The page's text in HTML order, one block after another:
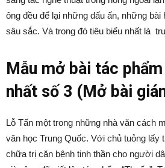
ông đều để lại những dấu ấn, những bài
sâu sắc. Và trong đó tiêu biểu nhất là
Mẫu mở bài tác
nhất số 3 (Mở bài
Lỗ Tấn một trong những nhà văn cách
văn học Trung Quốc. Với chủ tuỏng lấy
chữa trị căn bệnh tinh thần cho người